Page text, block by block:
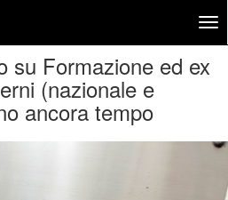
su Formazione ed ex
(nazionale e
ancora tempo